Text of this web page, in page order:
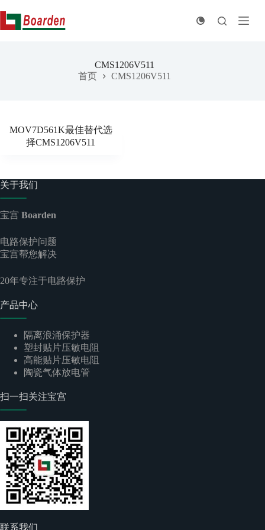
至
内
CMS1206V511
首页
CMS1206V511
MOV7D561K最佳替代选
择CMS1206V511
关于我们
宝宫 Boarden
电路保护问题
宝宫帮您解决
20年专注于电路保护
产品中心
隔离浪涌保护器
塑封贴片压敏电阻
高能贴片压敏电阻
陶瓷气体放电管
扫一扫关注宝宫
联系我们